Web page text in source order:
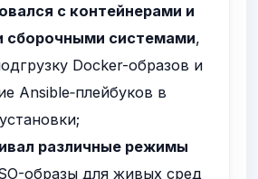
с контейнерами и
сборочными системами,
Docker-образов и
Ansible‑плейбуков в
различные режимы
образы для живых сред